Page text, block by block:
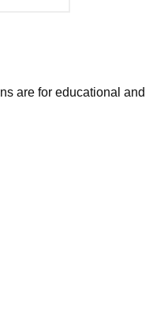
are for educational and